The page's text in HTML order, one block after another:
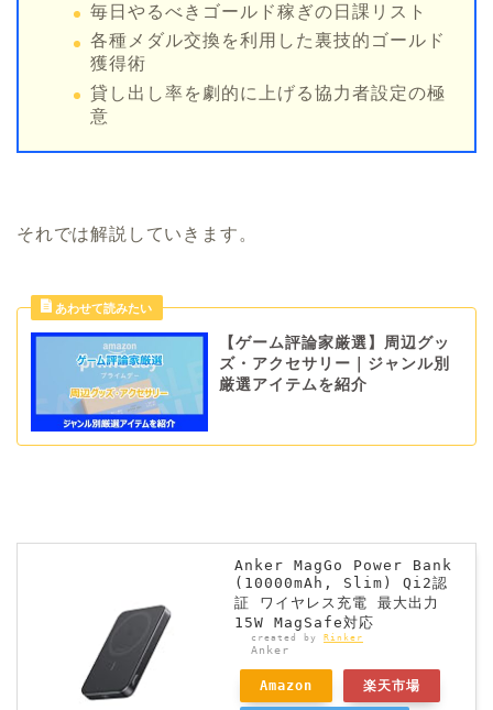
毎日やるべきゴールド稼ぎの日課リスト
各種メダル交換を利用した裏技的ゴールド
獲得術
貸し出し率を劇的に上げる協力者設定の極
意
それでは解説していきます。
【ゲーム評論家厳選】周辺グッ
ズ・アクセサリー｜ジャンル別
厳選アイテムを紹介
Anker MagGo Power Bank
(10000mAh, Slim) Qi2認
証 ワイヤレス充電 最大出力
15W MagSafe対応
created by Rinker
Anker
Amazon 楽天市場